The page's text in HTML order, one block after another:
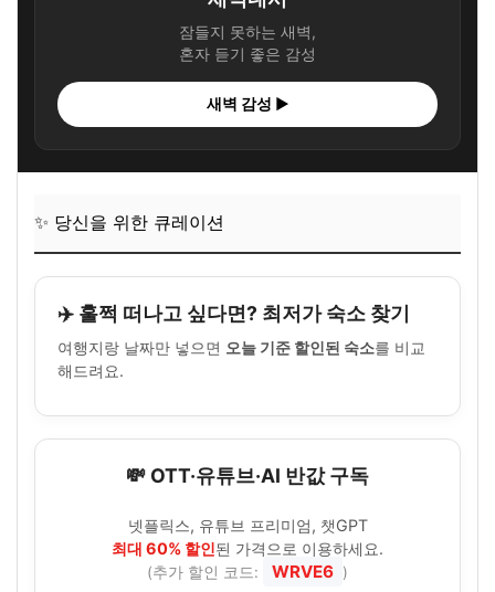
잠들지 못하는 새벽,
혼자 듣기 좋은 감성
새벽 감성 ▶
✨ 당신을 위한 큐레이션
✈️ 훌쩍 떠나고 싶다면? 최저가 숙소 찾기
여행지랑 날짜만 넣으면 오늘 기준 할인된 숙소를 비교
해드려요.
💸 OTT·유튜브·AI 반값 구독
넷플릭스, 유튜브 프리미엄, 챗GPT
최대 60% 할인된 가격으로 이용하세요.
(추가 할인 코드: WRVE6 )